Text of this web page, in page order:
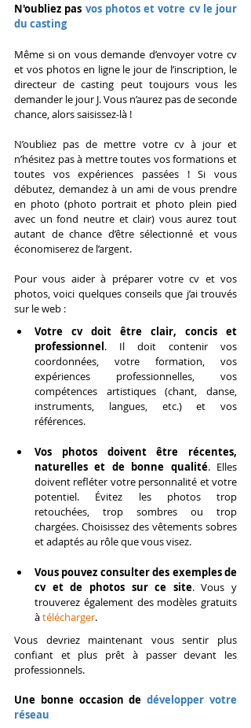
N'oubliez pas vos photos et votre cv le jour
du casting
Même si on vous demande d’envoyer votre cv
et vos photos en ligne le jour de l’inscription, le
directeur de casting peut toujours vous les
demander le jour J. Vous n’aurez pas de seconde
chance, alors saisissez-là !
N’oubliez pas de mettre votre cv à jour et
n’hésitez pas à mettre toutes vos formations et
toutes vos expériences passées ! Si vous
débutez, demandez à un ami de vous prendre
en photo (photo portrait et photo plein pied
avec un fond neutre et clair) vous aurez tout
autant de chance d’être sélectionné et vous
économiserez de l’argent.
Pour vous aider à préparer votre cv et vos
photos, voici quelques conseils que j’ai trouvés
sur le web :
Votre cv doit être clair, concis et
professionnel. Il doit contenir vos
coordonnées, votre formation, vos
expériences professionnelles, vos
compétences artistiques (chant, danse,
instruments, langues, etc.) et vos
références.
Vos photos doivent être récentes,
naturelles et de bonne qualité. Elles
doivent refléter votre personnalité et votre
potentiel. Évitez les photos trop
retouchées, trop sombres ou trop
chargées. Choisissez des vêtements sobres
et adaptés au rôle que vous visez.
Vous pouvez consulter des exemples de
cv et de photos sur ce site. Vous y
trouverez également des modèles gratuits
à télécharger.
Vous devriez maintenant vous sentir plus
confiant et plus prêt à passer devant les
professionnels.
Une bonne occasion de développer votre
réseau